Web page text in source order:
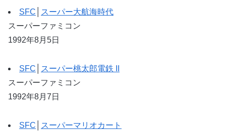
SFC
スーパー大航海時代
スーパーファミコン
1992年8月5日
SFC
スーパー桃太郎電鉄 II
スーパーファミコン
1992年8月7日
SFC
スーパーマリオカート